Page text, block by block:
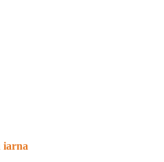
iarna